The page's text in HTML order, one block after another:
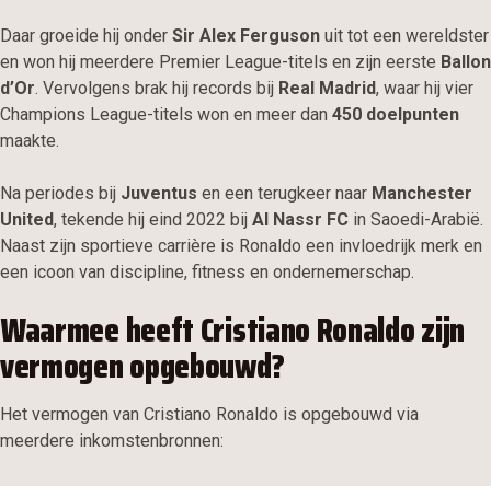
Daar groeide hij onder Sir Alex Ferguson uit tot een wereldster
en won hij meerdere Premier League-titels en zijn eerste Ballon
d’Or. Vervolgens brak hij records bij Real Madrid, waar hij vier
Champions League-titels won en meer dan 450 doelpunten
maakte.
Na periodes bij Juventus en een terugkeer naar Manchester
United, tekende hij eind 2022 bij Al Nassr FC in Saoedi-Arabië.
Naast zijn sportieve carrière is Ronaldo een invloedrijk merk en
een icoon van discipline, fitness en ondernemerschap.
Waarmee heeft Cristiano Ronaldo zijn
vermogen opgebouwd?
Het vermogen van Cristiano Ronaldo is opgebouwd via
meerdere inkomstenbronnen: